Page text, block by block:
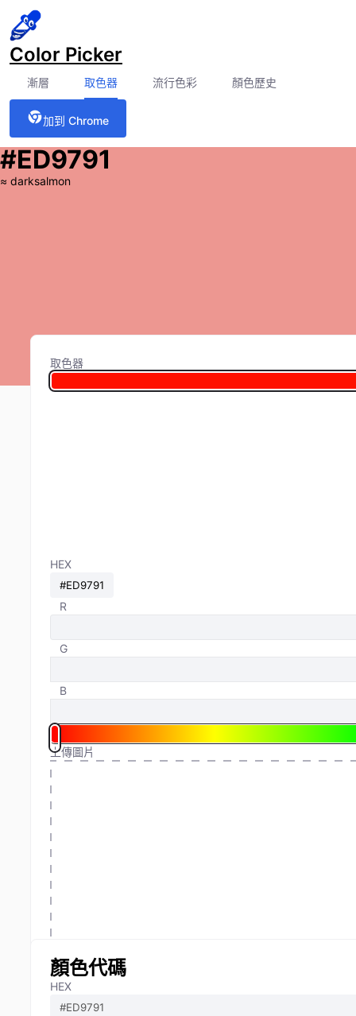
Color Picker
漸層 取色器 流行色彩 顏色歷史
加到 Chrome
#ED9791
≈ darksalmon
取色器
HEX
R
G
B
上傳圖片
顏色代碼
HEX